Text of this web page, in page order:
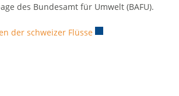
des Bundesamt für Umwelt (BAFU).
der schweizer Flüsse Externer Link wird in